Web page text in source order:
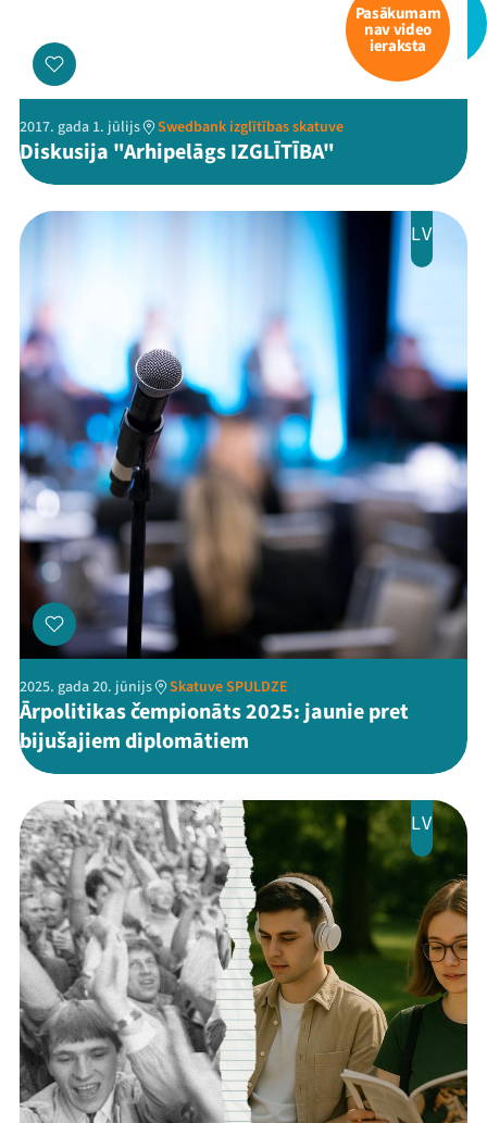
Mana programma
Festivāls
Programma
Arhīvs
Viņi bija LAMPĀ 2026
Jaunumi
Ziedo
Veikals
Kontakti
ThreadsFacebookYoutube
X Instagram
Flick TikTok
Pasākumam
nav video
ieraksta
2017. gada 1. jūlijs Swedbank izglītības skatuve
Diskusija "Arhipelāgs IZGLĪTĪBA"
LV
2025. gada 20. jūnijs Skatuve SPULDZE
Ārpolitikas čempionāts 2025: jaunie pret
bijušajiem diplomātiem
LV